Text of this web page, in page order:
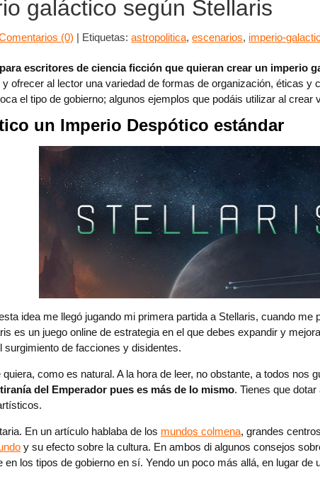
galáctico según Stellaris
(0) | Etiquetas:astropolitica,escenarios, imperio-
escritores de ciencia ficción que quieran crear un imperio
ofrecer al lector una variedad de formas de organización, éticas
el tipo de gobierno; algunos ejemplos que podáis utilizar al crear
un Imperio Despótico estándar
idea me llegó jugando mi primera partida a Stellaris, cuando
es un juego online de estrategia en el que debes expandir y
de facciones y disidentes.
como es natural. A la hora de leer, no obstante, a todos nos
del Emperador pues es más de lo mismo. Tienes que
En un artículo hablaba de los mundos colmena, grandes
y su efecto sobre la cultura. En ambos di algunos consejos
los tipos de gobierno en sí. Yendo un poco más allá, en lugar de